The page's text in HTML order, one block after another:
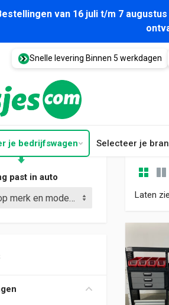
van 16 juli t/m 7
Snelle levering Binnen 5 werkdagen
je bedrijfswagen Selecteer je
past in auto
Zoek op merk en model (bijv. Crafter L3) Laten